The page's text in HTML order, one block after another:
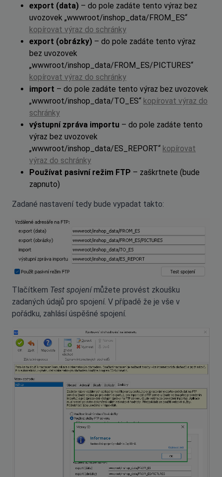
export (data) – do pole zadáte tento výraz bez
uvozovek „wwwroot/inshop_data/FROM_ES“
kopírovat výraz do schránky
export (obrázky) – do pole zadáte tento výraz
bez uvozovek
„wwwroot/inshop_data/FROM_ES/PICTURES“
kopírovat výraz do schránky
import – do pole zadáte tento výraz bez uvozovek
„wwwroot/inshop_data/TO_ES“ kopírovat výraz do
schránky
výstupní zpráva importu – do pole zadáte tento
výraz bez uvozovek
„wwwroot/inshop_data/ES_REPORT“ kopírovat
výraz do schránky
Používat pasivní režim FTP – zaškrtnete (bude
zapnuto)
Zadané nastavení tedy bude vypadat takto:
Tlačítkem Test spojenímůžete provést zkoušku
zadaných údajů pro spojení. V případě že je vše v
pořádku, zahlásí úspěšné spojení.